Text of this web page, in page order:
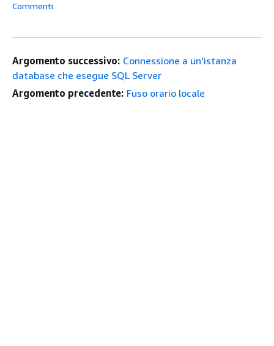
Commenti
Argomento successivo: Connessione a un'istanza
database che esegue SQL Server
Argomento precedente: Fuso orario locale